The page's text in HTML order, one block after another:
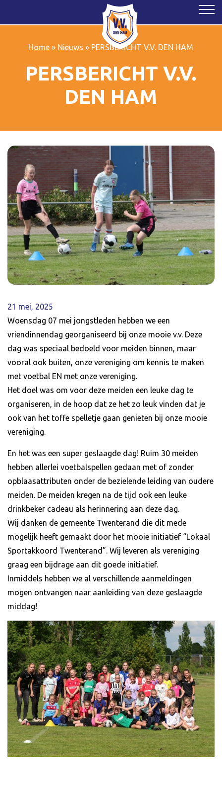
Home » Nieuws » PERSBERICHT V.V. DEN HAM
PERSBERICHT V.V.
DEN HAM
21 mei, 2025
Woensdag 07 mei jongstleden hebben we een
vriendinnendag georganiseerd bij onze mooie v.v. Deze
dag was speciaal bedoeld voor meiden binnen, maar
vooral ook buiten, onze vereniging om kennis te maken
met voetbal EN met onze vereniging.
Het doel was om voor deze meiden een leuke dag te
organiseren, in de hoop dat ze het zo leuk vinden dat je
ook van het toffe spelletje gaan genieten bij onze mooie
vereniging.
En het was een super geslaagde dag! Ruim 30 meiden
hebben allerlei voetbalspellen gedaan met of zonder
opblaasattributen onder de bezielende leiding van oudere
meiden. De meiden kregen na de tijd ook een leuke
drinkbeker cadeau als herinnering aan deze dag.
Wij danken de gemeente Twenterand die dit mede
mogelijk heeft gemaakt door het mooie initiatief “Lokaal
Sportakkoord Twenterand”. Wij leveren als vereniging
graag een bijdrage aan dit goede initiatief.
Inmiddels hebben we al verschillende aanmeldingen
mogen ontvangen naar aanleiding van deze geslaagde
middag!